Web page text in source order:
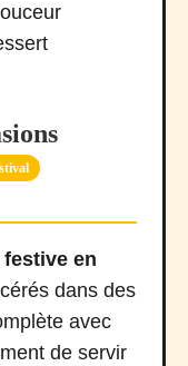
en
dans des
avec
de servir